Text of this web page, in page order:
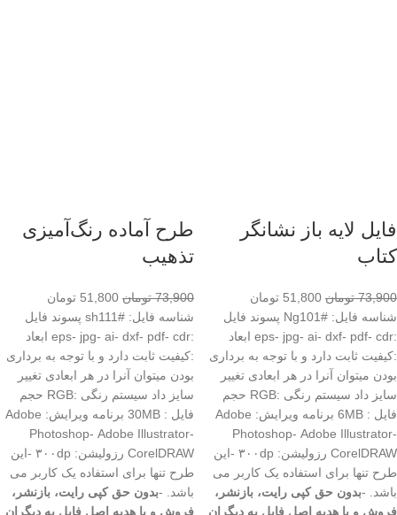
فایل لایه باز نشانگر
کتاب
73,900 تومان 51,800 تومان
شناسه فایل: #Ng101 پسوند فایل
:eps- jpg- ai- dxf- pdf- cdr ابعاد
:کیفیت ثابت دارد و با توجه به برداری
بودن میتوان آنرا در هر ابعادی تغییر
سایز داد سیستم رنگی :RGB حجم
فایل : 6MB برنامه ویرایش: Adobe
Photoshop- Adobe Illustrator-
CorelDRAW رزولیشن: ۳۰۰dp -این
طرح تنها برای استفاده یک کاربر می
باشد. -بدون حق کپی رایت، بازنشر،
فروش و یا هدیه اصل فایل به دیگران
طرح آماده رنگ‌آمیزی
تذهیب
73,900 تومان 51,800 تومان
شناسه فایل: #sh111 پسوند فایل
:eps- jpg- ai- dxf- pdf- cdr ابعاد
:کیفیت ثابت دارد و با توجه به برداری
بودن میتوان آنرا در هر ابعادی تغییر
سایز داد سیستم رنگی :RGB حجم
فایل : 30MB برنامه ویرایش: Adobe
Photoshop- Adobe Illustrator-
CorelDRAW رزولیشن: ۳۰۰dp -این
طرح تنها برای استفاده یک کاربر می
باشد. -بدون حق کپی رایت، بازنشر،
فروش و یا هدیه اصل فایل به دیگران